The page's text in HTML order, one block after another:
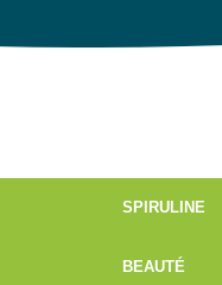
SPIRULINE
BEAUTÉ